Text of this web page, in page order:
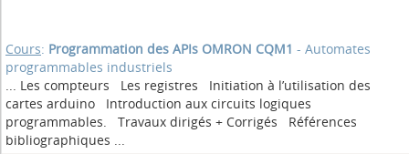
Cours: Programmation des APIs OMRON CQM1 - Automates
programmables industriels
... Les compteurs Les registres Initiation à l’utilisation des
cartes arduino Introduction aux circuits logiques
programmables. Travaux dirigés + Corrigés Références
bibliographiques ...